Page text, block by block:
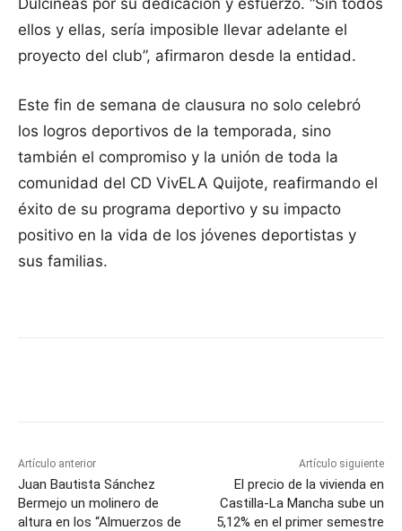
ellos y ellas, sería imposible llevar adelante el
proyecto del club”, afirmaron desde la entidad.
Este fin de semana de clausura no solo celebró
los logros deportivos de la temporada, sino
también el compromiso y la unión de toda la
comunidad del CD VivELA Quijote, reafirmando el
éxito de su programa deportivo y su impacto
positivo en la vida de los jóvenes deportistas y
sus familias.
Artículo anterior
Juan Bautista Sánchez
Bermejo un molinero de
altura en los “Almuerzos de
Artículo siguiente
El precio de la vivienda en
Castilla-La Mancha sube un
5,12% en el primer semestre